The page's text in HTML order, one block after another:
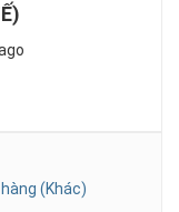
hàng (Khác)